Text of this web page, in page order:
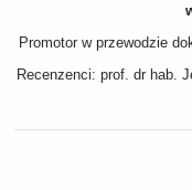
Promotor w przewodzie
Recenzenci: prof. dr hab.